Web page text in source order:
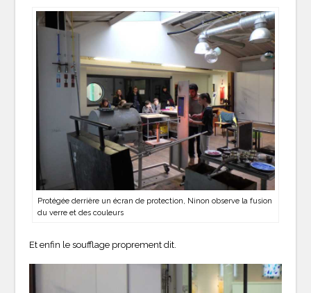
Protégée derrière un écran de protection, Ninon observe la fusion
du verre et des couleurs
Et enfin le soufflage proprement dit.